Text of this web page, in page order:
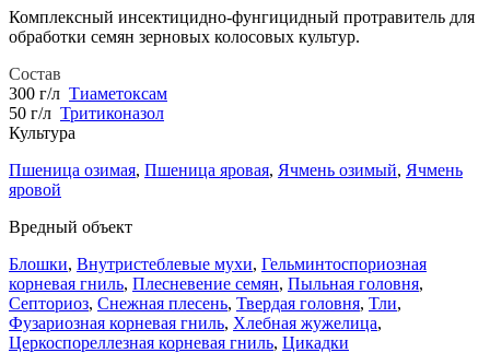
Комплексный инсектицидно-фунгицидный протравитель для
обработки семян зерновых колосовых культур.
Состав
300 г/л Тиаметоксам
50 г/л Тритиконазол
Культура
Пшеница озимая, Пшеница яровая, Ячмень озимый, Ячмень
яровой
Вредный объект
Блошки, Внутристеблевые мухи, Гельминтоспориозная
корневая гниль, Плесневение семян, Пыльная головня,
Септориоз, Снежная плесень, Твердая головня, Тли,
Фузариозная корневая гниль, Хлебная жужелица,
Церкоспореллезная корневая гниль, Цикадки